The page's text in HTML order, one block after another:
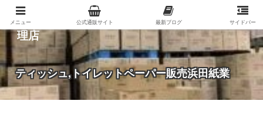
紙（家庭紙・包装紙・印刷用紙など）の総合代
理店
ティッシュ,トイレットペーパー販売浜田紙業
メニュー 公式通販サイト 最新ブログ サイドバー